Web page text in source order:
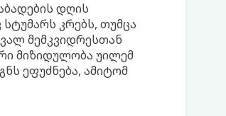
დღის
კრებს, თუმცა
მემკვიდრესთან
მიზიდულობა უილემ
ეფუძნება, ამიტომ